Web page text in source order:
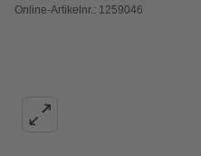
Online-Artikelnr.: 1259046